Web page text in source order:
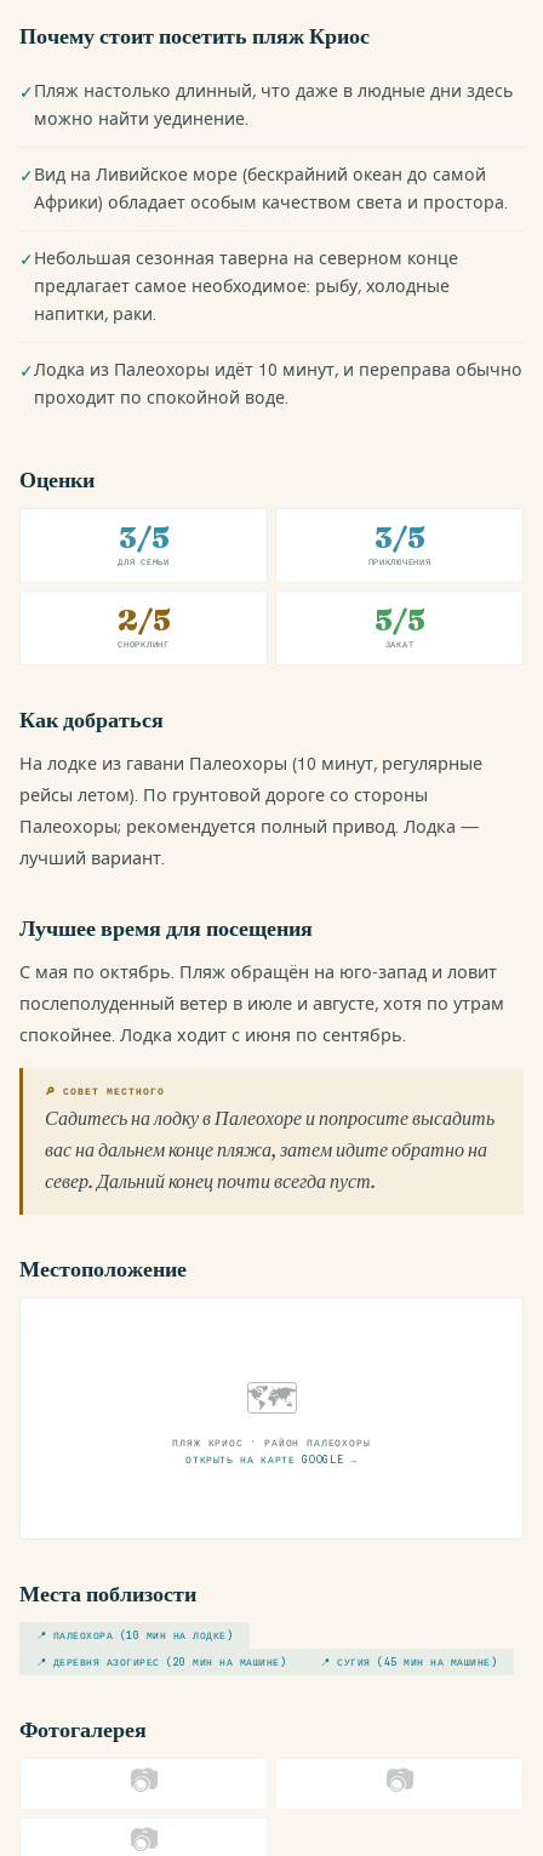
Почему стоит посетить пляж Криос
✓Пляж настолько длинный, что даже в людные дни здесь
можно найти уединение.
✓Вид на Ливийское море (бескрайний океан до самой
Африки) обладает особым качеством света и простора.
✓Небольшая сезонная таверна на северном конце
предлагает самое необходимое: рыбу, холодные
напитки, раки.
✓Лодка из Палеохоры идёт 10 минут, и переправа обычно
проходит по спокойной воде.
Оценки
3/5
ДЛЯ СЕМЬИ
3/5
ПРИКЛЮЧЕНИЯ
2/5
СНОРКЛИНГ
5/5
ЗАКАТ
Как добраться
На лодке из гавани Палеохоры (10 минут, регулярные
рейсы летом). По грунтовой дороге со стороны
Палеохоры; рекомендуется полный привод. Лодка —
лучший вариант.
Лучшее время для посещения
С мая по октябрь. Пляж обращён на юго-запад и ловит
послеполуденный ветер в июле и августе, хотя по утрам
спокойнее. Лодка ходит с июня по сентябрь.
🔎 СОВЕТ МЕСТНОГО
Садитесь на лодку в Палеохоре и попросите высадить
вас на дальнем конце пляжа, затем идите обратно на
север. Дальний конец почти всегда пуст.
Местоположение
🗺
ПЛЯЖ КРИОС · РАЙОН ПАЛЕОХОРЫ
ОТКРЫТЬ НА КАРТЕ GOOGLE →
Места поблизости
📍 ПАЛЕОХОРА (10 МИН НА ЛОДКЕ)
📍 ДЕРЕВНЯ АЗОГИРЕС (20 МИН НА МАШИНЕ) 📍 СУГИЯ (45 МИН НА МАШИНЕ)
Фотогалерея
📷
📷
📷